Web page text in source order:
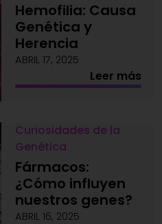
Hemofilia: Causa
Genética y
Herencia
ABRIL 17, 2025
Leer más
Curiosidades de la
Genética
Fármacos:
¿Cómo influyen
nuestros genes?
ABRIL 16, 2025